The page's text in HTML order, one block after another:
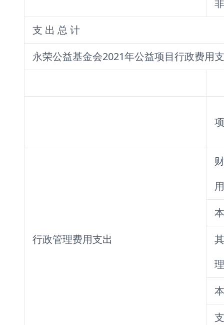
支 出 总 计
永荣公益基金会2021年公益项目行政费用
行政管理费用支出
用